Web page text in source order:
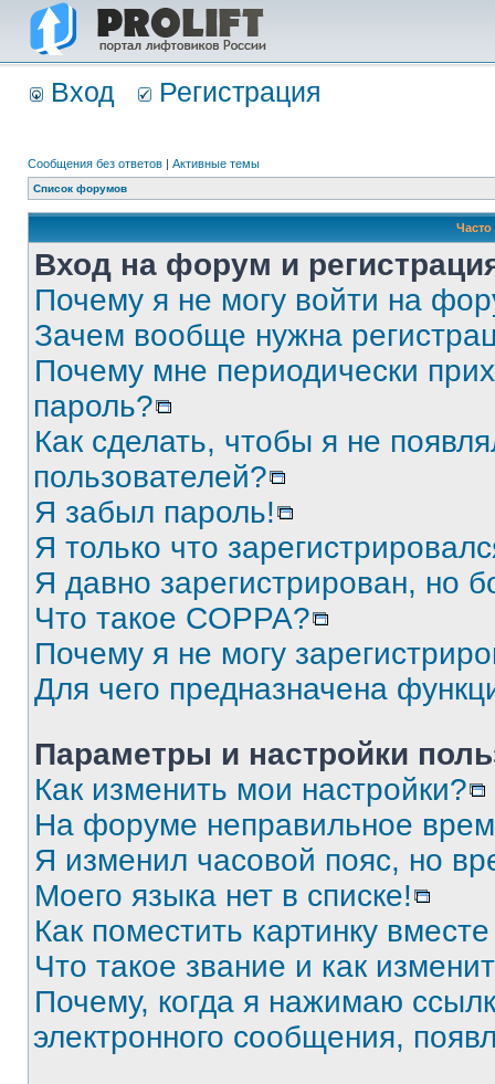
Вход Регистрация
Сообщения без ответов | Активные темы
Список форумов
Вход на форум и
Почему я не могу войти на
Зачем вообще нужна
Почему мне периодически
пароль?
Как сделать, чтобы я не
пользователей?
Я забыл пароль!
Я только что
Я давно зарегистрирован, но
Что такое COPPA?
Почему я не могу
Для чего предназначена
Параметры и настройки
Как изменить мои настройки?
На форуме неправильное
Я изменил часовой пояс, но
Моего языка нет в списке!
Как поместить картинку
Что такое звание и как
Почему, когда я нажимаю
электронного сообщения,